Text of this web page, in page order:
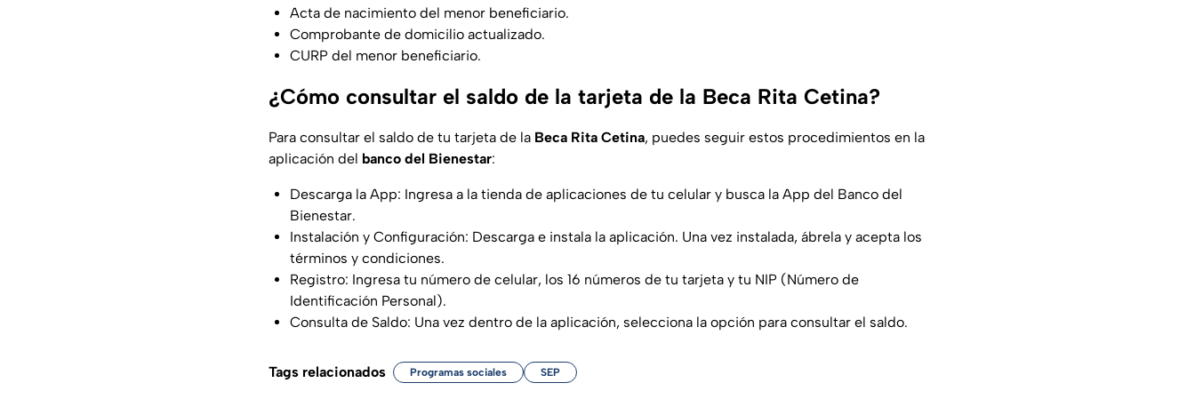
Acta de nacimiento del menor beneficiario.
Comprobante de domicilio actualizado.
CURP del menor beneficiario.
¿Cómo consultar el saldo de la tarjeta de la Beca Rita Cetina?
Para consultar el saldo de tu tarjeta de la Beca Rita Cetina, puedes seguir estos procedimientos en la
aplicación del banco del Bienestar:
Descarga la App: Ingresa a la tienda de aplicaciones de tu celular y busca la App del Banco del
Bienestar.
Instalación y Configuración: Descarga e instala la aplicación. Una vez instalada, ábrela y acepta los
términos y condiciones.
Registro: Ingresa tu número de celular, los 16 números de tu tarjeta y tu NIP (Número de
Identificación Personal).
Consulta de Saldo: Una vez dentro de la aplicación, selecciona la opción para consultar el saldo.
Tags relacionados Programas sociales SEP